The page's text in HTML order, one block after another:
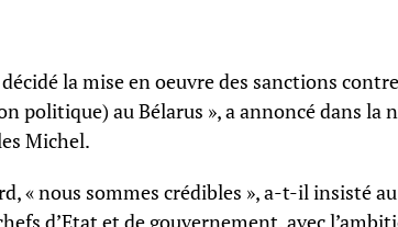
la mise en oeuvre des sanctions
politique) au Bélarus », a annoncé dans la
Michel.
« nous sommes crédibles », a-t-il insisté